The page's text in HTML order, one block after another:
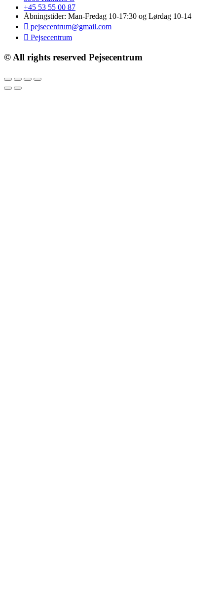
+45 53 55 00 87
Åbningstider: Man-Fredag 10-17:30 og Lørdag 10-14
pejsecentrum@gmail.com
Pejsecentrum
© All rights reserved Pejsecentrum